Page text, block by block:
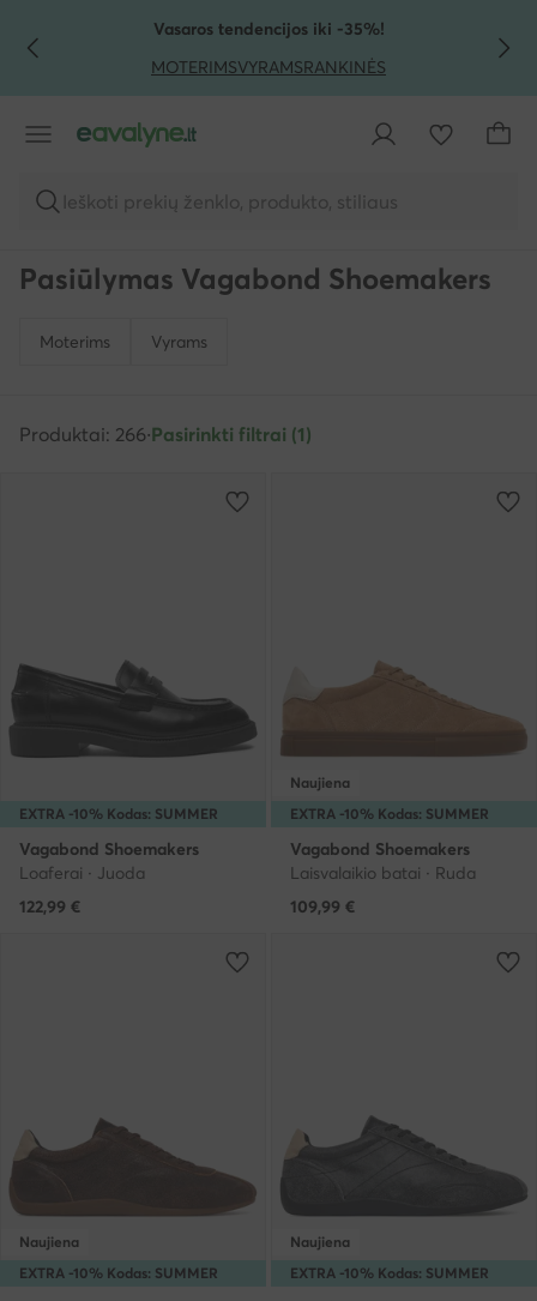
PEREITI PRIE PAGRINDINIO TURINIO
PEREITI Į PAIEŠKĄVasaros tendencijos iki -35%!
MOTERIMSVYRAMSRANKINĖS
Ieškoti prekių ženklo, produkto, stiliaus
Pasiūlymas Vagabond Shoemakers
Moterims Vyrams
Produktai: 266·Pasirinkti filtrai (1)
EXTRA -10% Kodas: SUMMER
Vagabond Shoemakers
Loaferai · Juoda
122,99 €
EXTRA -10% Kodas: SUMMER
Naujiena
Vagabond Shoemakers
Laisvalaikio batai · Ruda
109,99 €
EXTRA -10% Kodas: SUMMER
Naujiena
EXTRA -10% Kodas: SUMMER
Naujiena